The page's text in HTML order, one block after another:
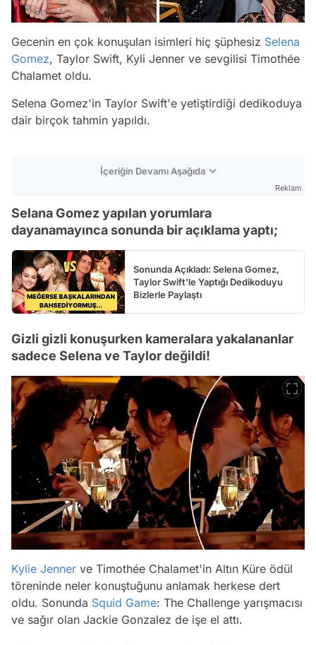
Gecenin en çok konuşulan isimleri hiç şüphesiz Selena
Gomez, Taylor Swift, Kyli Jenner ve sevgilisi Timothée
Chalamet oldu.
Selena Gomez'in Taylor Swift'e yetiştirdiği dedikoduya
dair birçok tahmin yapıldı.
İçeriğin Devamı Aşağıda
Reklam
Selana Gomez yapılan yorumlara
dayanamayınca sonunda bir açıklama yaptı;
Sonunda Açıkladı: Selena Gomez,
Taylor Swift'le Yaptığı Dedikoduyu
Bizlerle Paylaştı
Gizli gizli konuşurken kameralara yakalananlar
sadece Selena ve Taylor değildi!
Kylie Jenner ve Timothée Chalamet'in Altın Küre ödül
töreninde neler konuştuğunu anlamak herkese dert
oldu. Sonunda Squid Game: The Challenge yarışmacısı
ve sağır olan Jackie Gonzalez de işe el attı.